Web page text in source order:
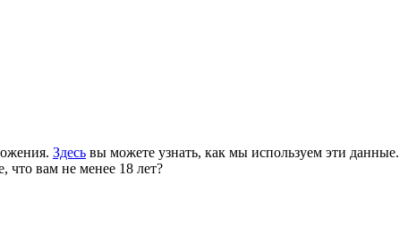
Здесь вы можете узнать, как мы используем эти данные.
что вам не менее 18 лет?